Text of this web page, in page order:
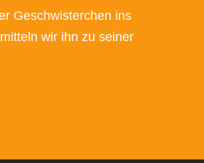
Geschwisterchen ins
wir ihn zu seiner